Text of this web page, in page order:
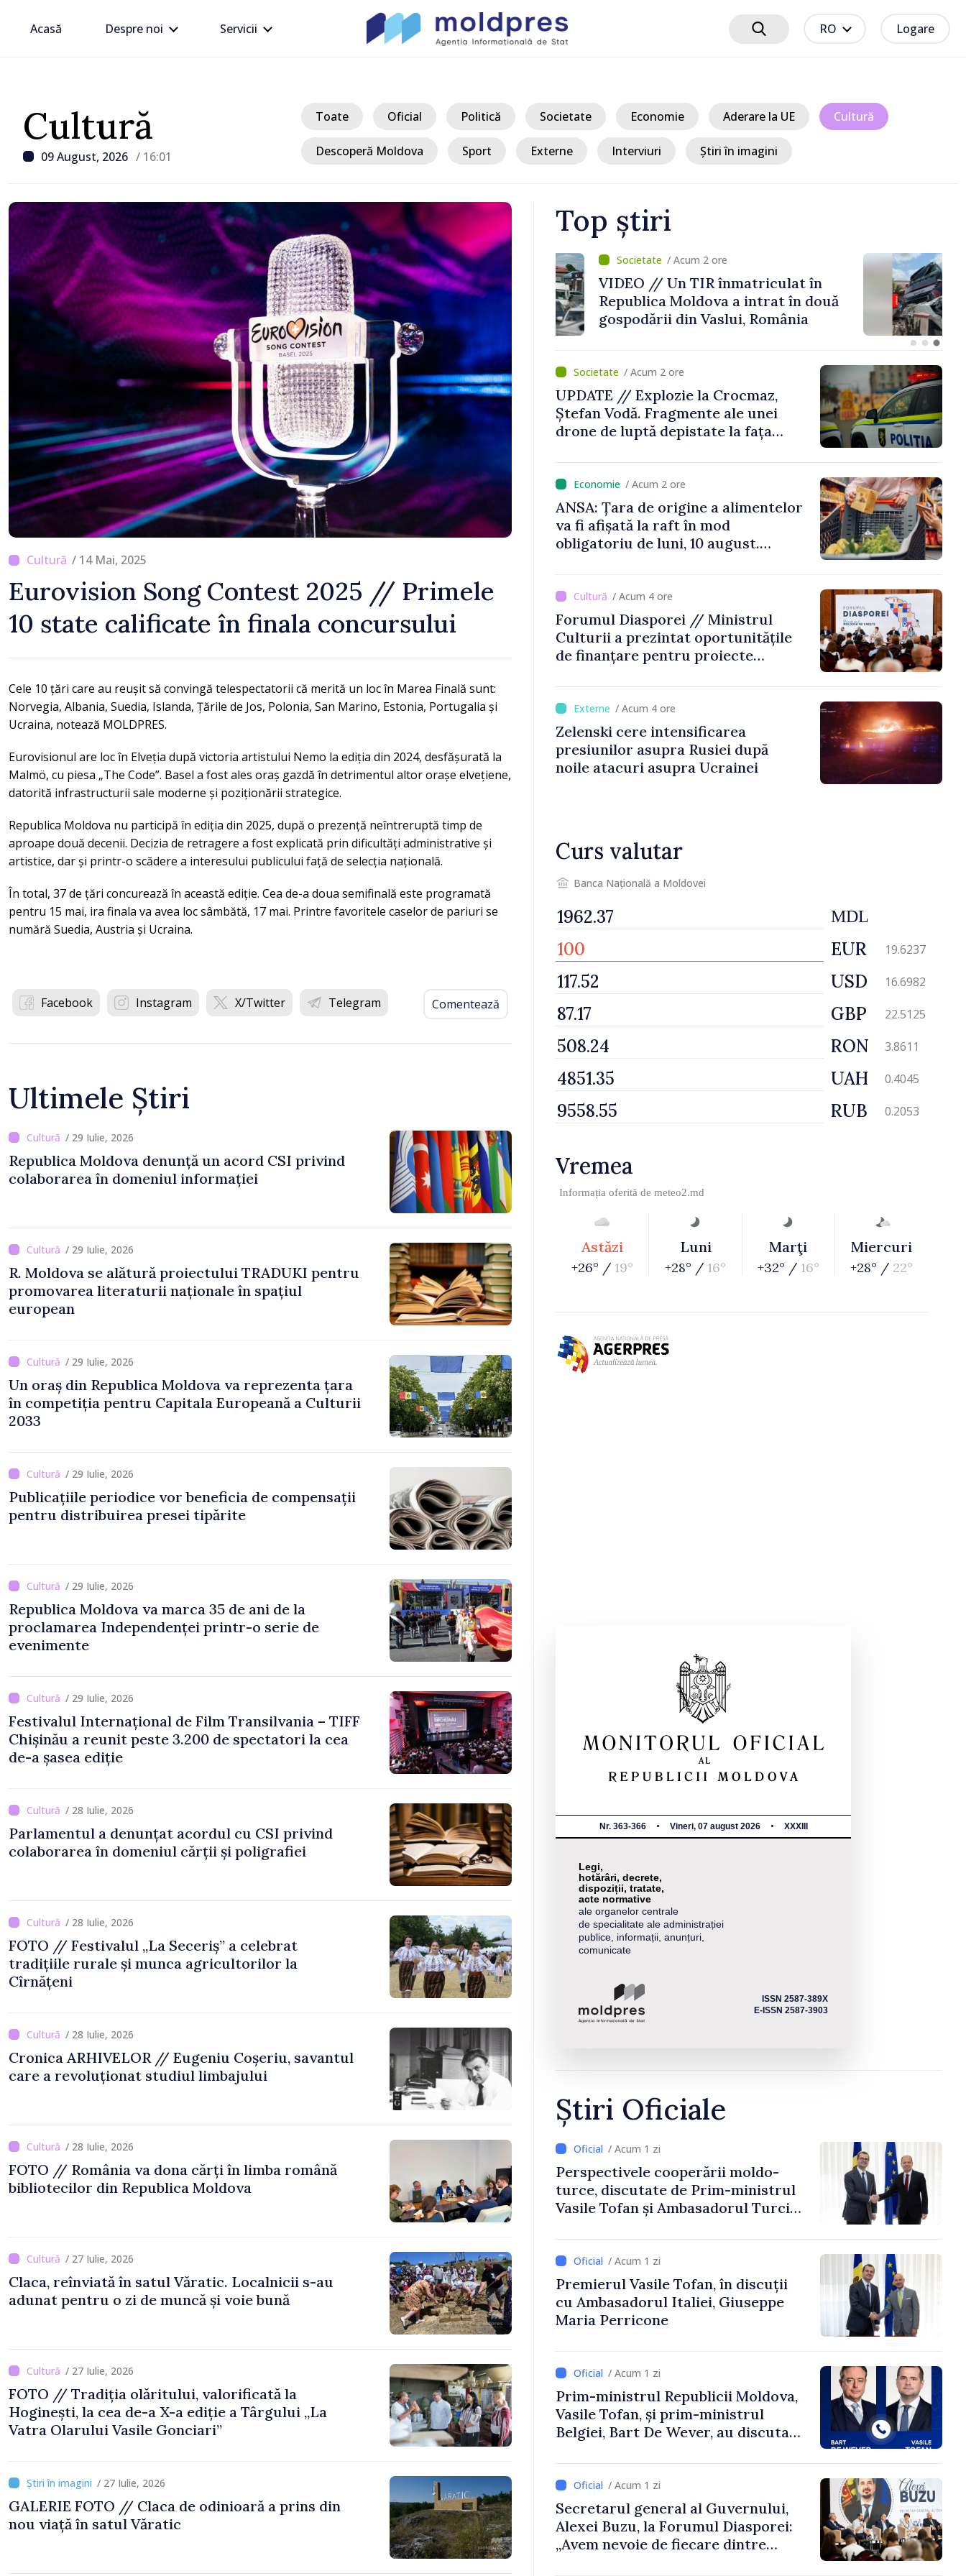
Acasă Despre noi Servicii RO Logare
Cultură
09 August, 2026 / 16:01
Toate Oficial Politică Societate Economie Aderare la UE Cultură
Descoperă Moldova Sport Externe Interviuri Știri în imagini
/ 14 Mai, 2025
Eurovision Song Contest 2025 // Primele
10 state calificate în finala concursului
Cele 10 țări care au reușit să convingă telespectatorii că merită un loc în Marea Finală sunt:
Norvegia, Albania, Suedia, Islanda, Țările de Jos, Polonia, San Marino, Estonia, Portugalia și
Ucraina, notează MOLDPRES.
Eurovisionul are loc în Elveția după victoria artistului Nemo la ediția din 2024, desfășurată la
Malmö, cu piesa „The Code”. Basel a fost ales oraș gazdă în detrimentul altor orașe elvețiene,
datorită infrastructurii sale moderne și poziționării strategice.
Republica Moldova nu participă în ediția din 2025, după o prezență neîntreruptă timp de
aproape două decenii. Decizia de retragere a fost explicată prin dificultăți administrative și
artistice, dar și printr-o scădere a interesului publicului față de selecția națională.
În total, 37 de țări concurează în această ediție. Cea de-a doua semifinală este programată
pentru 15 mai, ira finala va avea loc sâmbătă, 17 mai. Printre favoritele caselor de pariuri se
numără Suedia, Austria și Ucraina.
Facebook Instagram X/Twitter Telegram Comentează
Ultimele Știri
/ 29 Iulie, 2026
Republica Moldova denunță un acord CSI privind
colaborarea în domeniul informației
/ 29 Iulie, 2026
R. Moldova se alătură proiectului TRADUKI pentru
promovarea literaturii naționale în spațiul
european
/ 29 Iulie, 2026
Un oraș din Republica Moldova va reprezenta țara
în competiția pentru Capitala Europeană a Culturii
2033
/ 29 Iulie, 2026
Publicațiile periodice vor beneficia de compensații
pentru distribuirea presei tipărite
/ 29 Iulie, 2026
Republica Moldova va marca 35 de ani de la
proclamarea Independenței printr-o serie de
evenimente
/ 29 Iulie, 2026
Festivalul Internațional de Film Transilvania – TIFF
Chișinău a reunit peste 3.200 de spectatori la cea
de-a șasea ediție
/ 28 Iulie, 2026
Parlamentul a denunțat acordul cu CSI privind
colaborarea în domeniul cărții și poligrafiei
/ 28 Iulie, 2026
FOTO // Festivalul „La Seceriș” a celebrat
tradițiile rurale și munca agricultorilor la
Cîrnățeni
/ 28 Iulie, 2026
Cronica ARHIVELOR // Eugeniu Coșeriu, savantul
care a revoluționat studiul limbajului
/ 28 Iulie, 2026
FOTO // România va dona cărți în limba română
bibliotecilor din Republica Moldova
/ 27 Iulie, 2026
Claca, reînviată în satul Văratic. Localnicii s-au
adunat pentru o zi de muncă și voie bună
/ 27 Iulie, 2026
FOTO // Tradiția olăritului, valorificată la
Hoginești, la cea de-a X-a ediție a Târgului „La
Vatra Olarului Vasile Gonciari”
/ 27 Iulie, 2026
GALERIE FOTO // Claca de odinioară a prins din
nou viață în satul Văratic
Top știri
/ Acum 1 oră
Trafic intens la postul vamal Otaci-
Moghilev-Podolsk, pe sensul de
ieșire din Republica Moldova
/ Acum 2 ore
VIDEO // Un TIR înmatriculat în
Republica Moldova a intrat în două
gospodării din Vaslui, România
/ Acum 2 ore
UPDATE // Explozie la Crocmaz,
Ștefan Vodă. Fragmente ale unei
drone de luptă depistate la fața
/ Acum 2 ore
ANSA: Țara de origine a alimentelor
va fi afișată la raft în mod
obligatoriu de luni, 10 august.
/ Acum 4 ore
Forumul Diasporei // Ministrul
Culturii a prezintat oportunitățile
de finanțare pentru proiecte
/ Acum 4 ore
Zelenski cere intensificarea
presiunilor asupra Rusiei după
noile atacuri asupra Ucrainei
Curs valutar
Banca Națională a Moldovei
MDL
EUR 19.6237
USD 16.6982
GBP 22.5125
RON 3.8611
UAH 0.4045
RUB 0.2053
Vremea
Informația oferită de meteo2.md
Astăzi
+26° / 19°
Luni
+28° / 16°
Marţi
+32° / 16°
Miercuri
+28° / 22°
Nr. 363-366 Vineri, 07 august 2026 XXXIII
Legi,
hotărâri, decrete,
dispoziții, tratate,
acte normative
ale organelor centrale
de specialitate ale administrației
publice, informații, anunțuri,
comunicate
ISSN 2587-389X
E-ISSN 2587-3903
Știri Oficiale
/ Acum 1 zi
Perspectivele cooperării moldo-
turce, discutate de Prim-ministrul
Vasile Tofan și Ambasadorul Turciei,
/ Acum 1 zi
Premierul Vasile Tofan, în discuții
cu Ambasadorul Italiei, Giuseppe
Maria Perricone
/ Acum 1 zi
Prim-ministrul Republicii Moldova,
Vasile Tofan, și prim-ministrul
Belgiei, Bart De Wever, au discutat
/ Acum 1 zi
Secretarul general al Guvernului,
Alexei Buzu, la Forumul Diasporei:
„Avem nevoie de fiecare dintre